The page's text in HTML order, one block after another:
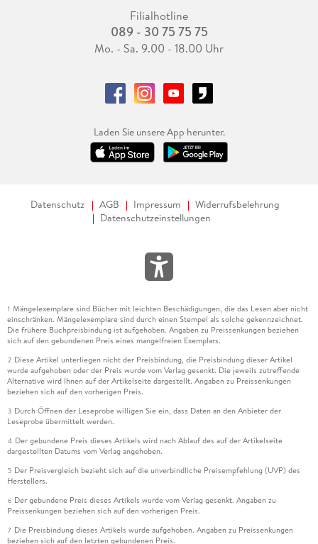
Filialhotline
089 - 30 75 75 75
Mo. - Sa. 9.00 - 18.00 Uhr
Laden Sie unsere App herunter.
Datenschutz AGB Impressum
Widerrufsbelehrung
Datenschutzeinstellungen
1 Mängelexemplare sind Bücher mit leichten Beschädigungen, die das Lesen aber nicht
einschränken. Mängelexemplare sind durch einen Stempel als solche gekennzeichnet.
Die frühere Buchpreisbindung ist aufgehoben. Angaben zu Preissenkungen beziehen
sich auf den gebundenen Preis eines mangelfreien Exemplars.
2 Diese Artikel unterliegen nicht der Preisbindung, die Preisbindung dieser Artikel
wurde aufgehoben oder der Preis wurde vom Verlag gesenkt. Die jeweils zutreffende
Alternative wird Ihnen auf der Artikelseite dargestellt. Angaben zu Preissenkungen
beziehen sich auf den vorherigen Preis.
3 Durch Öffnen der Leseprobe willigen Sie ein, dass Daten an den Anbieter der
Leseprobe übermittelt werden.
4 Der gebundene Preis dieses Artikels wird nach Ablauf des auf der Artikelseite
dargestellten Datums vom Verlag angehoben.
5 Der Preisvergleich bezieht sich auf die unverbindliche Preisempfehlung (UVP) des
Herstellers.
6 Der gebundene Preis dieses Artikels wurde vom Verlag gesenkt. Angaben zu
Preissenkungen beziehen sich auf den vorherigen Preis.
7 Die Preisbindung dieses Artikels wurde aufgehoben. Angaben zu Preissenkungen
beziehen sich auf den letzten gebundenen Preis.